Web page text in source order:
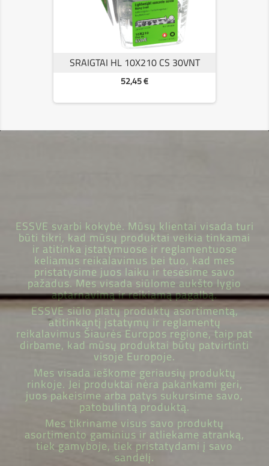
SRAIGTAI HL 10X210 CS 30VNT
Kaina
52,45 €
ESSVE svarbi kokybė. Mūsų klientai visada turi
būti tikri, kad mūsų produktai veikia tinkamai
ir atitinka įstatymuose ir reglamentuose
keliamus reikalavimus bei tuo, kad mes
pristatysime juos laiku ir tesėsime savo
pažadus. Mes visada siūlome aukšto lygio
aptarnavimą ir reikiamą pagalbą.
ESSVE siūlo platų produktų asortimentą,
atitinkantį įstatymų ir reglamentų
reikalavimus Šiaurės Europos regione, taip pat
dirbame, kad mūsų produktai būtų patvirtinti
visoje Europoje.
Mes visada ieškome geriausių produktų
rinkoje. Jei produktai nėra pakankami geri,
juos pakeisime arba patys sukursime savo,
patobulintą produktą.
Mes tikriname visus savo produktų
asortimento gaminius ir atliekame atranką,
tiek gamyboje, tiek pristatydami į savo
sandėlį.